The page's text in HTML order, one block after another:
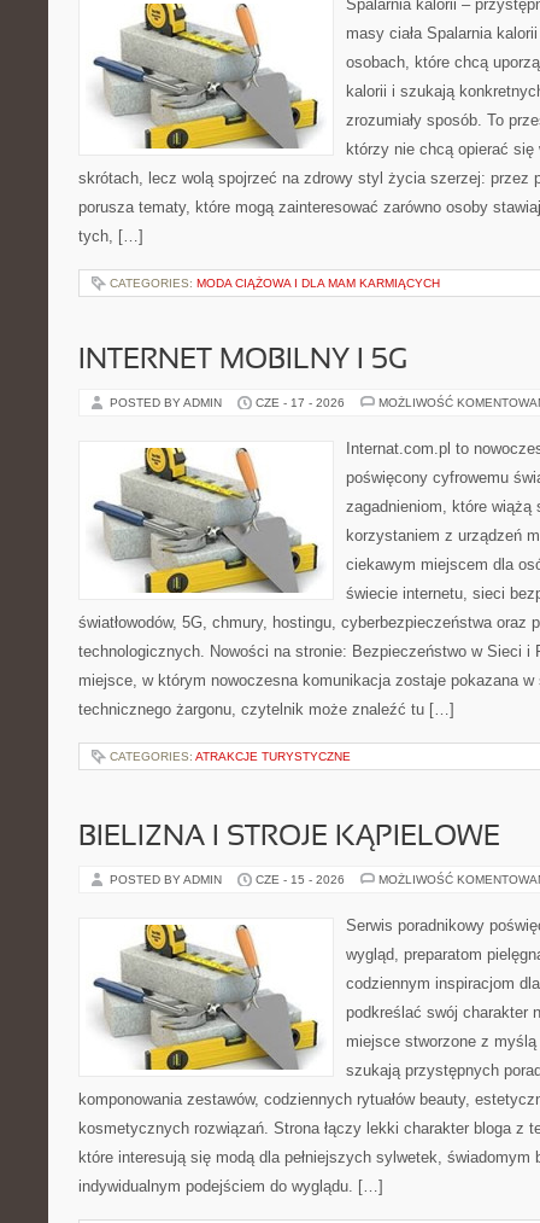
Spalarnia kalorii –
masy ciała Spalarnia
osobach, które chcą
kalorii i szukają
zrozumiały sposób. To
którzy nie chcą opierać się
skrótach, lecz wolą spojrzeć na zdrowy styl życia szerzej: przez
porusza tematy, które mogą zainteresować zarówno osoby
tych, […]
CATEGORIES: MODA CIĄŻOWA I DLA MAM KARMIĄCYCH
INTERNET MOBILNY I 5G
POSTED BY ADMIN CZE - 17 - 2026 MOŻLIWOŚĆ
Internat.com.pl to
poświęcony cyfrowemu
zagadnieniom, które wiążą
korzystaniem z urządzeń
ciekawym miejscem dla
świecie internetu, sieci
światłowodów, 5G, chmury, hostingu, cyberbezpieczeństwa oraz
technologicznych. Nowości na stronie: Bezpieczeństwo w Sieci i
miejsce, w którym nowoczesna komunikacja zostaje pokazana
technicznego żargonu, czytelnik może znaleźć tu […]
CATEGORIES: ATRAKCJE TURYSTYCZNE
BIELIZNA I STROJE KĄPIELOWE
POSTED BY ADMIN CZE - 15 - 2026 MOŻLIWOŚĆ
Serwis poradnikowy
wygląd, preparatom
codziennym inspiracjom
podkreślać swój charakter
miejsce stworzone z
szukają przystępnych
komponowania zestawów, codziennych rytuałów beauty,
kosmetycznych rozwiązań. Strona łączy lekki charakter bloga z
które interesują się modą dla pełniejszych sylwetek, świadomym
indywidualnym podejściem do wyglądu. […]